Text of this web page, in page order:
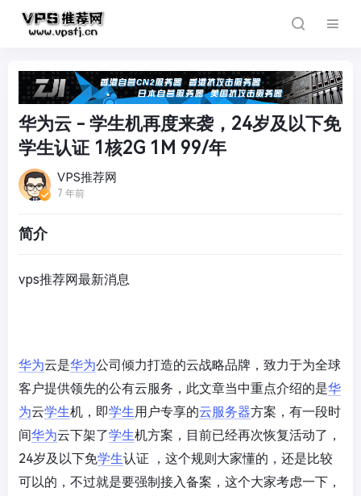
华为云 - 学生机再度来袭，24岁及以下免
学生认证 1核2G 1M 99/年
VPS推荐网
7 年前
简介
vps推荐网最新消息
华为云是华为公司倾力打造的云战略品牌，致力于为全球
客户提供领先的公有云服务，此文章当中重点介绍的是华
为云学生机，即学生用户专享的云服务器方案，有一段时
间华为云下架了学生机方案，目前已经再次恢复活动了，
24岁及以下免学生认证 ，这个规则大家懂的，还是比较
可以的，不过就是要强制接入备案，这个大家考虑一下，